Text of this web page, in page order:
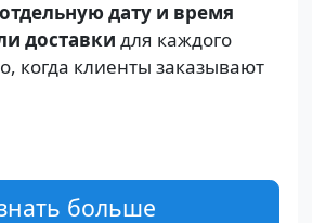
отдельную дату и время
доставки для каждого
когда клиенты заказывают
больше